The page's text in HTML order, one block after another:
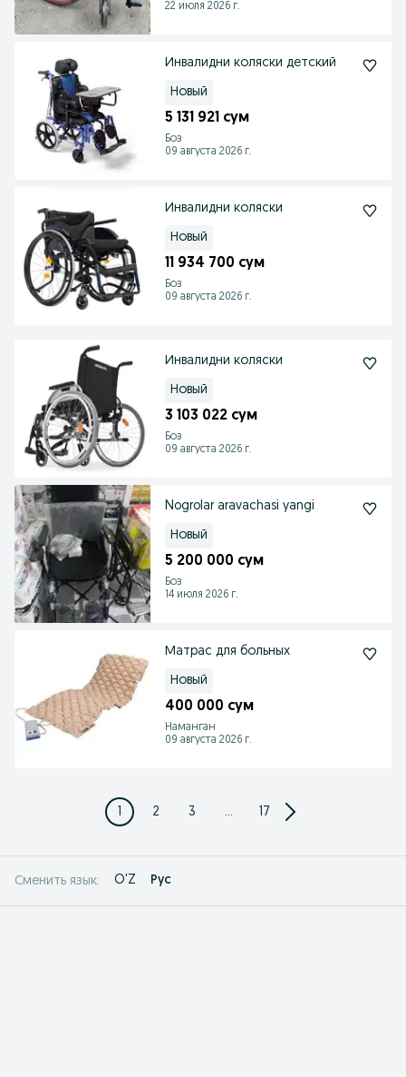
22 июля 2026 г.
Инвалидни коляски детский
Новый
5 131 921 сум
Боз
09 августа 2026 г.
Инвалидни коляски
Новый
11 934 700 сум
Боз
09 августа 2026 г.
Инвалидни коляски
Новый
3 103 022 сум
Боз
09 августа 2026 г.
Nogrolar aravachasi yangi
Новый
5 200 000 сум
Боз
14 июля 2026 г.
Матрас для больных
Новый
400 000 сум
Наманган
09 августа 2026 г.
1 2 3 ... 17
Сменить язык: O'Z Рус